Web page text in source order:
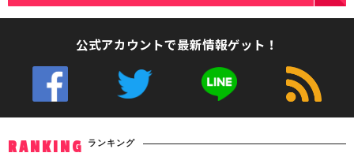
公式アカウントで最新情報ゲット！
RANKING ランキング